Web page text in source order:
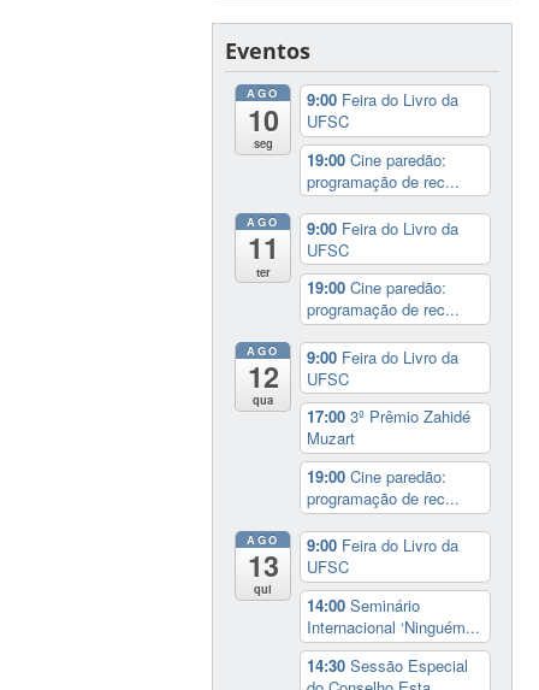
Eventos
AGO
10
seg
9:00 Feira do Livro da
UFSC
19:00Cine paredão:
programação de rec...
AGO
11
ter
9:00 Feira do Livro da
UFSC
19:00Cine paredão:
programação de rec...
AGO
12
qua
9:00 Feira do Livro da
UFSC
17:003º Prêmio Zahidé
Muzart
19:00Cine paredão:
programação de rec...
AGO
13
qui
9:00 Feira do Livro da
UFSC
14:00Seminário
Internacional ‘Ninguém...
14:30Sessão Especial